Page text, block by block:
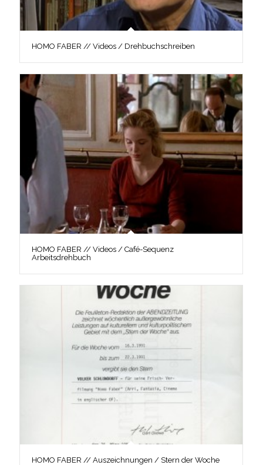
HOMO FABER // Videos / Drehbuchschreiben
HOMO FABER // Videos / Café-Sequenz
Arbeitsdrehbuch
HOMO FABER // Auszeichnungen / Stern der Woche